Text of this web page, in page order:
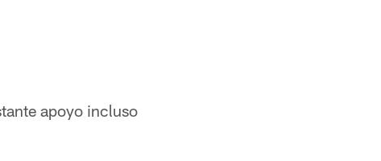
apoyo incluso